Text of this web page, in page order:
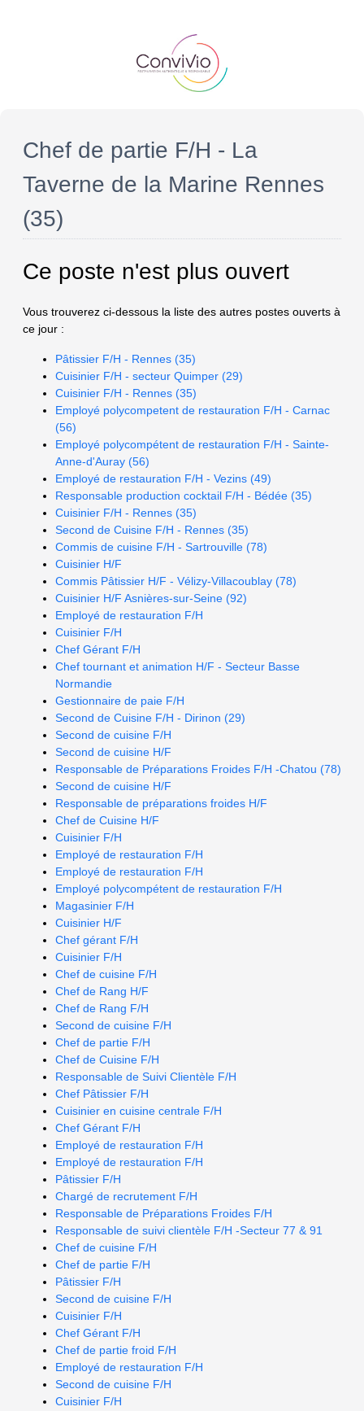
Chef de partie F/H - La
Taverne de la Marine Rennes
(35)
Ce poste n'est plus ouvert
Vous trouverez ci-dessous la liste des autres postes ouverts à
ce jour :
Pâtissier F/H - Rennes (35)
Cuisinier F/H - secteur Quimper (29)
Cuisinier F/H - Rennes (35)
Employé polycompetent de restauration F/H - Carnac
(56)
Employé polycompétent de restauration F/H - Sainte-
Anne-d'Auray (56)
Employé de restauration F/H - Vezins (49)
Responsable production cocktail F/H - Bédée (35)
Cuisinier F/H - Rennes (35)
Second de Cuisine F/H - Rennes (35)
Commis de cuisine F/H - Sartrouville (78)
Cuisinier H/F
Commis Pâtissier H/F - Vélizy-Villacoublay (78)
Cuisinier H/F Asnières-sur-Seine (92)
Employé de restauration F/H
Cuisinier F/H
Chef Gérant F/H
Chef tournant et animation H/F - Secteur Basse
Normandie
Gestionnaire de paie F/H
Second de Cuisine F/H - Dirinon (29)
Second de cuisine F/H
Second de cuisine H/F
Responsable de Préparations Froides F/H -Chatou (78)
Second de cuisine H/F
Responsable de préparations froides H/F
Chef de Cuisine H/F
Cuisinier F/H
Employé de restauration F/H
Employé de restauration F/H
Employé polycompétent de restauration F/H
Magasinier F/H
Cuisinier H/F
Chef gérant F/H
Cuisinier F/H
Chef de cuisine F/H
Chef de Rang H/F
Chef de Rang F/H
Second de cuisine F/H
Chef de partie F/H
Chef de Cuisine F/H
Responsable de Suivi Clientèle F/H
Chef Pâtissier F/H
Cuisinier en cuisine centrale F/H
Chef Gérant F/H
Employé de restauration F/H
Employé de restauration F/H
Pâtissier F/H
Chargé de recrutement F/H
Responsable de Préparations Froides F/H
Responsable de suivi clientèle F/H -Secteur 77 & 91
Chef de cuisine F/H
Chef de partie F/H
Pâtissier F/H
Second de cuisine F/H
Cuisinier F/H
Chef Gérant F/H
Chef de partie froid F/H
Employé de restauration F/H
Second de cuisine F/H
Cuisinier F/H